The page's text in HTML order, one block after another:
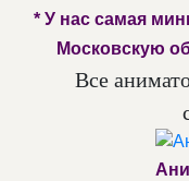
* У нас самая
Московскую
Все